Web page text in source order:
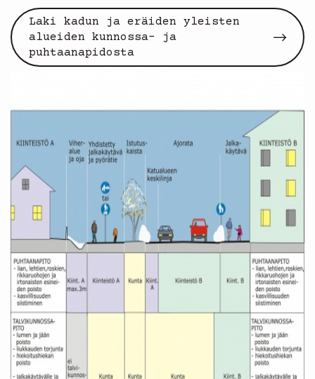
Laki kadun ja eräiden yleisten
alueiden kunnossa- ja
puhtaanapidosta